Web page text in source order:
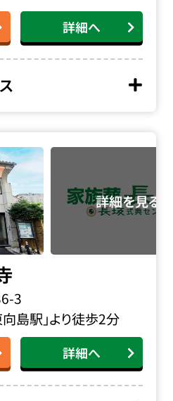
詳細へ
3
島駅」より徒歩2分
詳細へ